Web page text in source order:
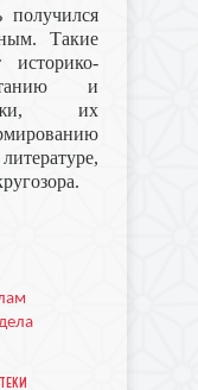
получился
Такие
историко-
и
их